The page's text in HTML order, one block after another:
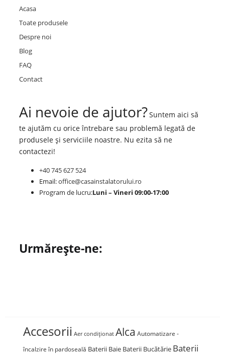
Acasa
Toate produsele
Despre noi
Blog
FAQ
Contact
Ai nevoie de ajutor?Suntem aici să
te ajutăm cu orice întrebare sau problemă legată de
produsele și serviciile noastre. Nu ezita să ne
contactezi!
+40 745 627 524
Email:office@casainstalatorului.ro
Program de lucru:Luni – Vineri 09:00-17:00
Urmărește-ne:
Accesorii Aer condiționat Alca Automatizare -
încalzire în pardoseală Baterii Baie Baterii Bucătărie Baterii